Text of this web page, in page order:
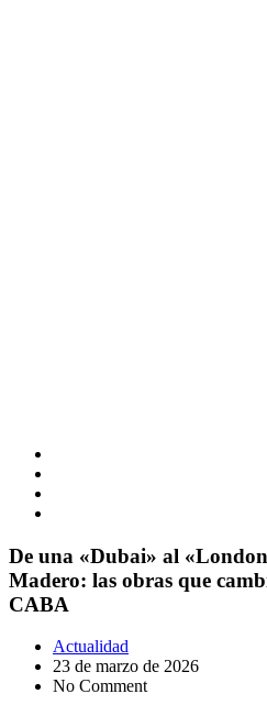
De una «Dubai» al
Madero: las obras que
CABA
Actualidad
23 de marzo de 2026
No Comment